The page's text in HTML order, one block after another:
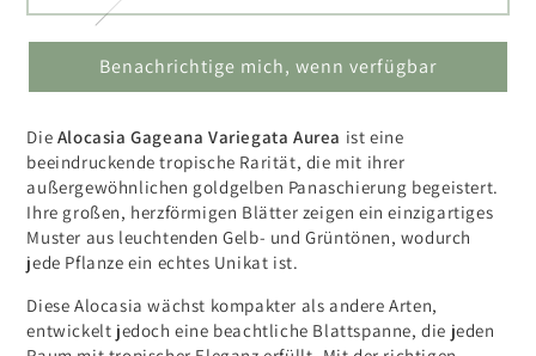
Menge
für
Alocasia
Gageana
Variegata
Aurea
für
Alocasia
Gageana
Variegata
Aurea
Benachrichtige mich, wenn verfügbar
Die Alocasia Gageana Variegata Aurea ist eine
beeindruckende tropische Rarität, die mit ihrer
außergewöhnlichen goldgelben Panaschierung begeistert.
Ihre großen, herzförmigen Blätter zeigen ein einzigartiges
Muster aus leuchtenden Gelb- und Grüntönen, wodurch
jede Pflanze ein echtes Unikat ist.
Diese Alocasia wächst kompakter als andere Arten,
entwickelt jedoch eine beachtliche Blattspanne, die jeden